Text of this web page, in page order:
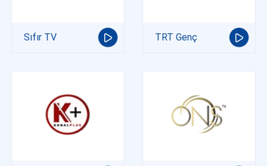
Sıfır TV TRT Genç